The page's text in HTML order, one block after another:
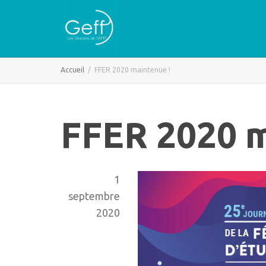
Accueil FFER 2020 maintenue !
FFER 2020
1
septembre
2020